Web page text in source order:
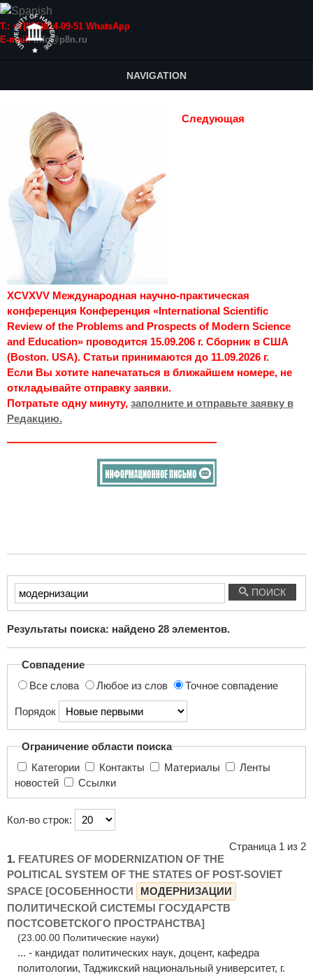
Т.: +7(915)814-09-51 WhatsApp
E-mail:info@p8n.ru
NAVIGATION
Следующая
XCVXVV Международная научно-практическая
конференция Конференция «International Scientific
Review of the Problems and Prospects of Modern Science
and Education» проводится 15.09.206 г. Сборник в США
(Boston. USA). Статьи принимаются до 11.09.2026 г.
Если Вы хотите напечататься в ближайшем номере, не
откладывайте отправку заявки.
Потратьте одну минуту, заполните и отправьте заявку в
Редакцию.
Введите
текст
поиска...
ПОИСК
Результаты поиска: найдено 28 элементов.
Совпадение
Все слова
Любое из слов Точное совпадение
Порядок
Ограничение области поиска
Категории
Контакты Материалы
новостей
Ссылки
Кол-во строк:
Страница 1 из 2
1. FEATURES OF MODERNIZATION OF THE
POLITICAL SYSTEM OF THE STATES OF POST-SOVIET
SPACE [ОСОБЕННОСТИ
МОДЕРНИЗАЦИИ
ПОЛИТИЧЕСКОЙ СИСТЕМЫ ГОСУДАРСТВ
ПОСТСОВЕТСКОГО ПРОСТРАНСТВА]
(23.00.00 Политические науки)
... - кандидат политических наук, доцент, кафедра
политологии, Таджикский национальный университет, г.